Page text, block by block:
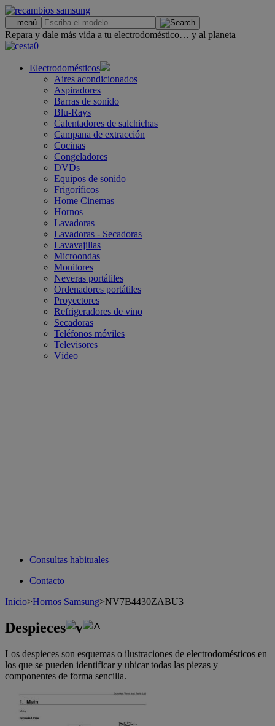
menú
Repara y dale más vida a tu electrodoméstico… y al planeta
0
Electrodomésticos
Aires acondicionados
Aspiradores
Barras de sonido
Blu-Rays
Calentadores de salchichas
Campana de extracción
Cocinas
Congeladores
DVDs
Equipos de sonido
Frigoríficos
Home Cinemas
Hornos
Lavadoras
Lavadoras - Secadoras
Lavavajillas
Microondas
Monitores
Neveras portátiles
Ordenadores portátiles
Proyectores
Refrigeradores de vino
Secadoras
Teléfonos móviles
Televisores
Vídeo
Consultas habituales
Contacto
Inicio>Hornos Samsung>NV7B4430ZABU3
Despieces
Los despieces son esquemas o ilustraciones de electrodomésticos en
los que se pueden identificar y ubicar todas las piezas y
componentes de forma sencilla.